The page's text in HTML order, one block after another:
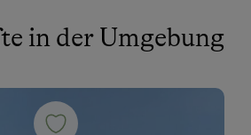
in der Umgebung